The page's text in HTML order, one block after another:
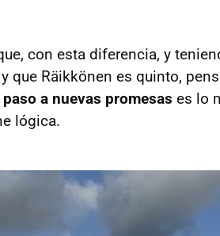
con esta diferencia, y
y que Räikkönen es quinto,
a nuevas promesas es lo
lógica.